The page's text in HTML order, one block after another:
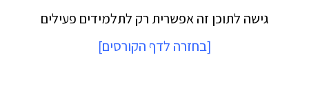
גישה לתוכן זה אפשרית רק לתלמידים פעילים
[בחזרה לדף הקורסים]